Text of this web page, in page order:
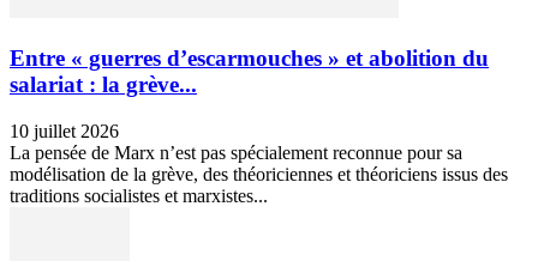
Entre « guerres d’escarmouches » et abolition du
salariat : la grève...
10 juillet 2026
La pensée de Marx n’est pas spécialement reconnue pour sa
modélisation de la grève, des théoriciennes et théoriciens issus des
traditions socialistes et marxistes...